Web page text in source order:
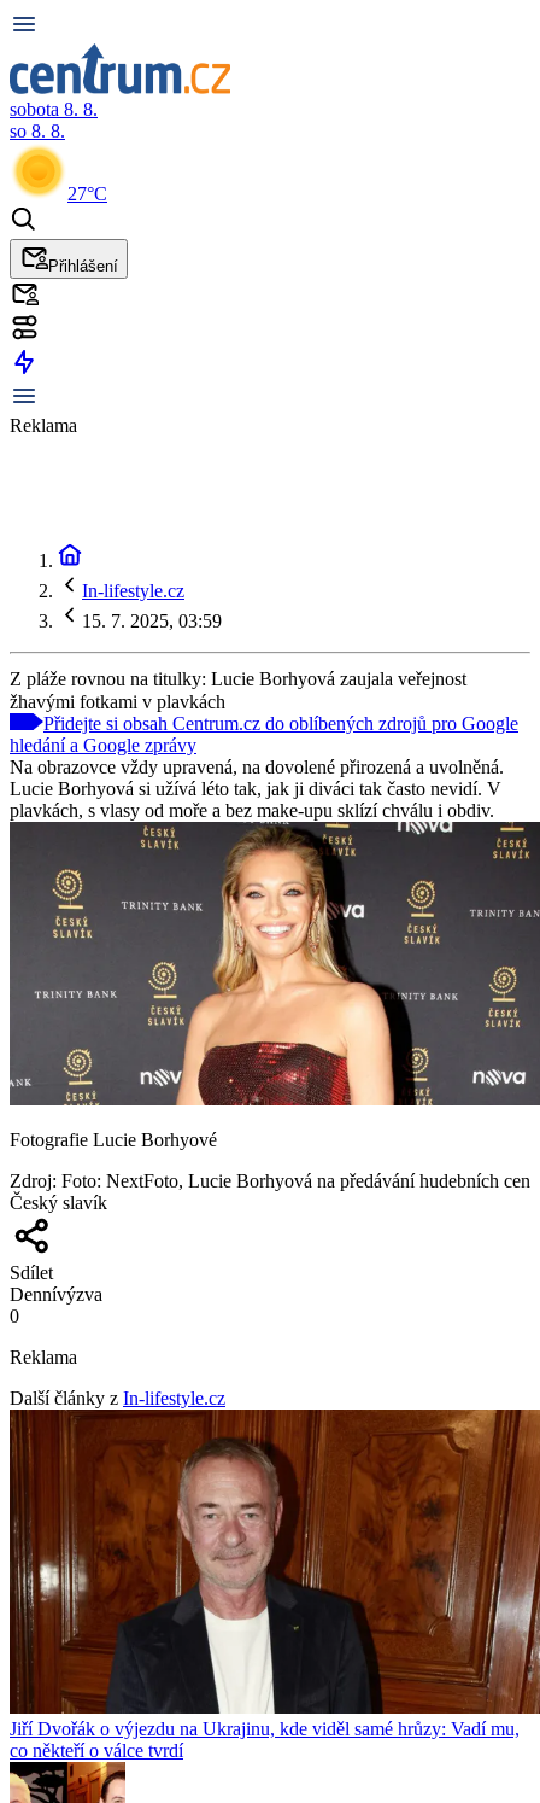
sobota 8. 8.
so 8. 8.
27°C
Přihlášení
Reklama
In-lifestyle.cz
15. 7. 2025, 03:59
Z pláže rovnou na titulky: Lucie Borhyová zaujala veřejnost
žhavými fotkami v plavkách
Přidejte si obsah Centrum.cz do oblíbených zdrojů pro Google
hledání a Google zprávy
Na obrazovce vždy upravená, na dovolené přirozená a uvolněná.
Lucie Borhyová si užívá léto tak, jak ji diváci tak často nevidí. V
plavkách, s vlasy od moře a bez make-upu sklízí chválu i obdiv.
Fotografie Lucie Borhyové
Zdroj: Foto: NextFoto, Lucie Borhyová na předávání hudebních cen
Český slavík
Sdílet
Dennívýzva
0
Reklama
Další články z In-lifestyle.cz
Jiří Dvořák o výjezdu na Ukrajinu, kde viděl samé hrůzy: Vadí mu,
co někteří o válce tvrdí